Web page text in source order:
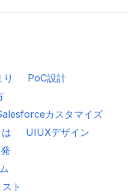
PoC設計
カスタマイズ
UIUXデザイン
ト